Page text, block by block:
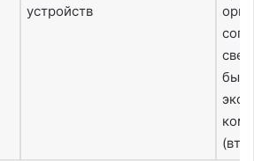
устройств